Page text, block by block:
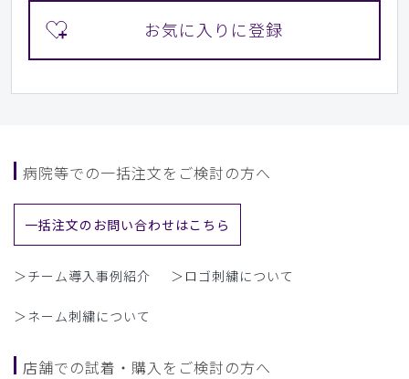
病院等での一括注文をご検討の方へ
一括注文のお問い合わせはこちら
＞チーム導入事例紹介 ＞ロゴ刺繍について
＞ネーム刺繍について
店舗での試着・購入をご検討の方へ